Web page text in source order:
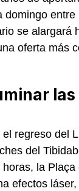
se alargará
oferta más
regreso del
del
la
efectos